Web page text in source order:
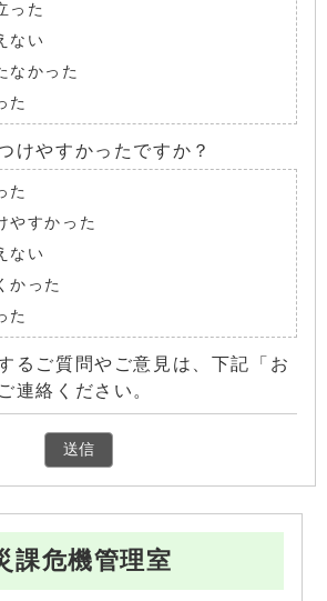
った
ない
なかった
た
けやすかったですか？
た
やすかった
ない
かった
た
るご質問やご意見は、下記「お
連絡ください。
課危機管理室